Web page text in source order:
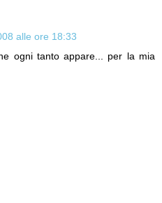
alle ore 18:33
ogni tanto appare... per la mia